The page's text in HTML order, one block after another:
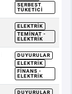
SERBEST
TÜKETICI
ELEKTRIK
TEMINAT -
ELEKTRIK
DUYURULAR
ELEKTRIK
FINANS -
ELEKTRIK
DUYURULAR